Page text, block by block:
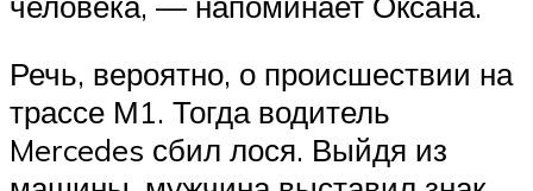
Речь, вероятно, о происшествии на
трассе М1. Тогда водитель
Mercedes сбил лося. Выйдя из